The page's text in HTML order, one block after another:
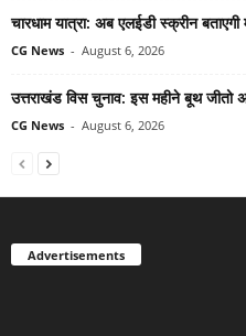
चारधाम यात्रा: अब एलईडी स्क्रीन
CG News - August 6, 2026
उत्तराखंड विस चुनाव: इस महीने बूथ जीतो
CG News - August 6, 2026
Advertisements